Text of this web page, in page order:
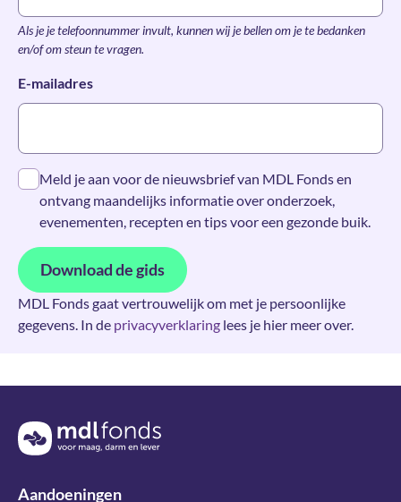
Als je je telefoonnummer invult, kunnen wij je bellen om je te bedanken
en/of om steun te vragen.
E-mailadres*
Meld je aan voor de nieuwsbrief van MDL Fonds en
ontvang maandelijks informatie over onderzoek,
evenementen, recepten en tips voor een gezonde buik.
Download de gids
MDL Fonds gaat vertrouwelijk om met je persoonlijke
gegevens. In de privacyverklaring lees je hier meer over.
Terug naar de homepage
Aandoeningen